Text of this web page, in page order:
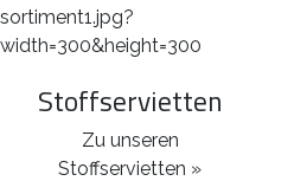
Stoffservietten
Zu unseren
Stoffservietten »